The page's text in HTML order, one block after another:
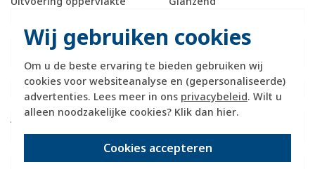
Wij gebruiken cookies
Om u de beste ervaring te bieden gebruiken wij
cookies voor websiteanalyse en (gepersonaliseerde)
advertenties. Lees meer in ons privacybeleid. Wilt u
alleen noodzakelijke cookies? Klik dan hier.
Cookies accepteren
Met doorlusvoorziening
Ja
Geschikt voor
beschermingsgraad (IP)
IP44
Schakelmateriaalbreedte
71 Millimeter (mm)
Schakelmateriaalhoogte
71 Millimeter (mm)
Schakelmateriaaldiepte
42 Millimeter (mm)
Aantal contactdozen
schakelbaar
0
Met functieverlichting
Nee
Met oriëntatieverlichting
Nee